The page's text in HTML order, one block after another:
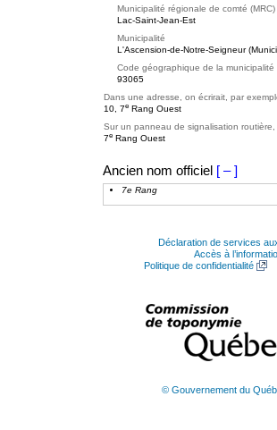
Municipalité régionale de comté (MRC)
Lac-Saint-Jean-Est
Municipalité
L'Ascension-de-Notre-Seigneur
Code géographique de la municipalité
93065
Dans une adresse, on écrirait, par
10, 7e Rang Ouest
Sur un panneau de signalisation
7e Rang Ouest
Ancien nom officiel [ – ]
7e Rang
Déclaration de services
Accès à
Politique de confidentialité
© Gouvernement du